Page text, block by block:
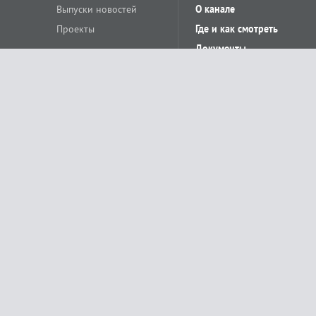
Выпуски новостей
Проекты
О канале
Где и как смотреть
Документы